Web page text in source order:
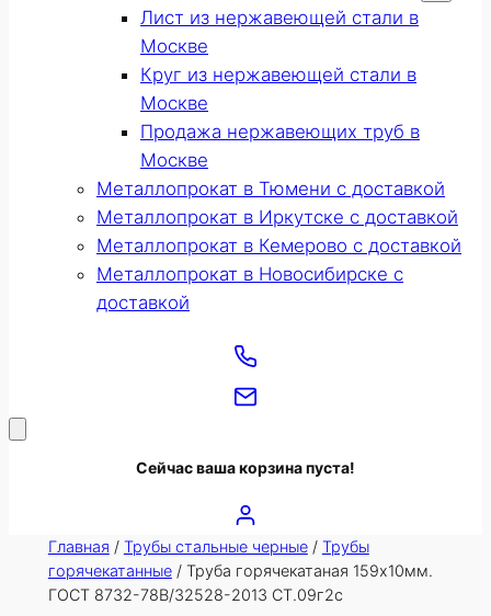
Лист из нержавеющей стали в
Москве
Круг из нержавеющей стали в
Москве
Продажа нержавеющих труб в
Москве
Металлопрокат в Тюмени с доставкой
Металлопрокат в Иркутске с доставкой
Металлопрокат в Кемерово с доставкой
Металлопрокат в Новосибирске с
доставкой
Сейчас ваша корзина пуста!
Главная / Трубы стальные черные/ Трубы
горячекатанные/ Труба горячекатаная 159х10мм.
ГОСТ 8732-78В/32528-2013 СТ.09г2с